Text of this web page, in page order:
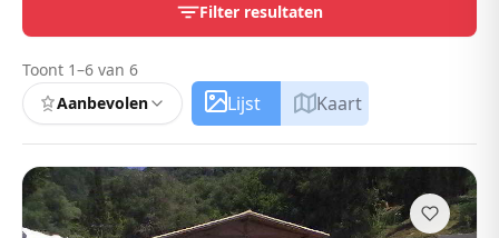
Filter resultaten
Toont 1–6 van 6
Aanbevolen
Lijst Kaart